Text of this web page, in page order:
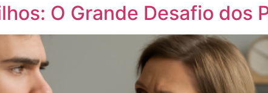
O Grande Desafio dos